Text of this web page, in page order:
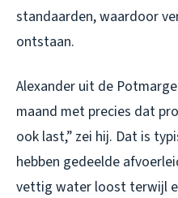
standaarden, waardoor
ontstaan.
Alexander uit de
maand met precies dat
ook last,” zei hij. Dat is
hebben gedeelde
vettig water loost terwijl